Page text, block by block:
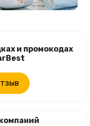
и промокодах